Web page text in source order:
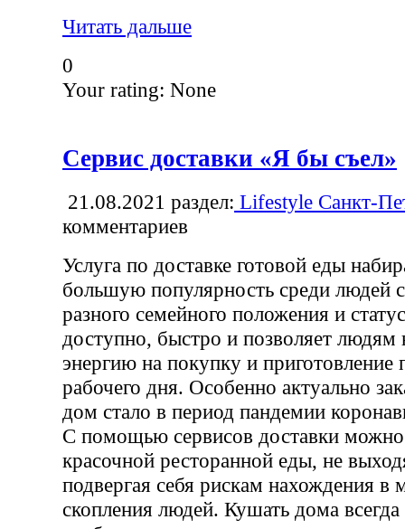
Читать дальше
0
Your rating: None
Сервис доставки «Я бы съел»
21.08.2021 раздел: Lifestyle Санкт-
комментариев
Услуга по доставке готовой еды
большую популярность среди людей
разного семейного положения и
доступно, быстро и позволяет людям
энергию на покупку и приготовление
рабочего дня. Особенно актуально
дом стало в период пандемии
С помощью сервисов доставки можно
красочной ресторанной еды, не
подвергая себя рискам нахождения в
скопления людей. Кушать дома всегда